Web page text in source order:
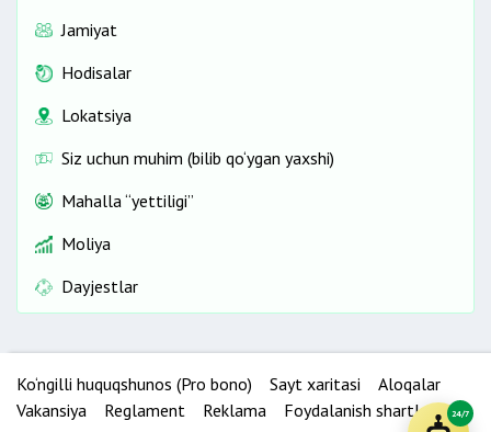
Jamiyat
Hodisalar
Lokatsiya
Siz uchun muhim (bilib qo‘ygan yaxshi)
Mahalla “yettiligi”
Moliya
Dayjestlar
Ko‘ngilli huquqshunos (Pro bono) Sayt xaritasi
Aloqalar
Vakansiya
Reglament Reklama Foydalanish shartlari 24/7